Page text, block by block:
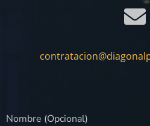
Nombre (Opcional)